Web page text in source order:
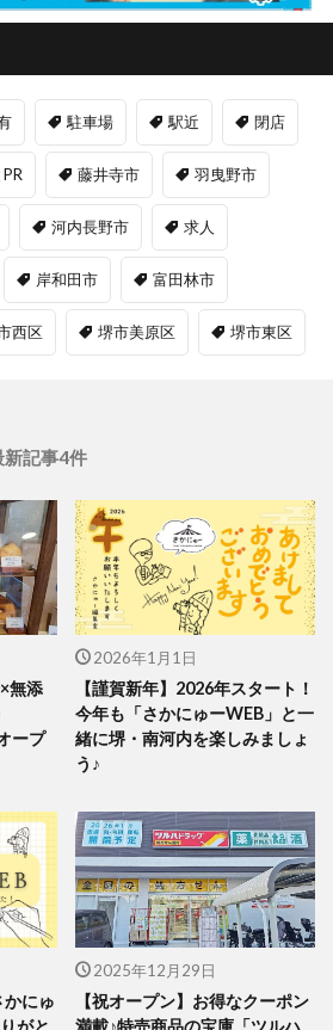
駐車場 駅近 閉店
藤井寺市 羽曳野市
河内長野市 求人
岸和田市 富田林市
西区 堺市美原区 堺市東区
新記事4件
無添
ープ
2026年1月1日
【謹賀新年】2026年スタート！
今年も「さかにゅーWEB」と一
緒に堺・南河内を楽しみましょ
う♪
かにゅ
がと
2025年12月29日
【祝オープン】お得なクーポン
満載♪特売商品の宝庫「ツルハ